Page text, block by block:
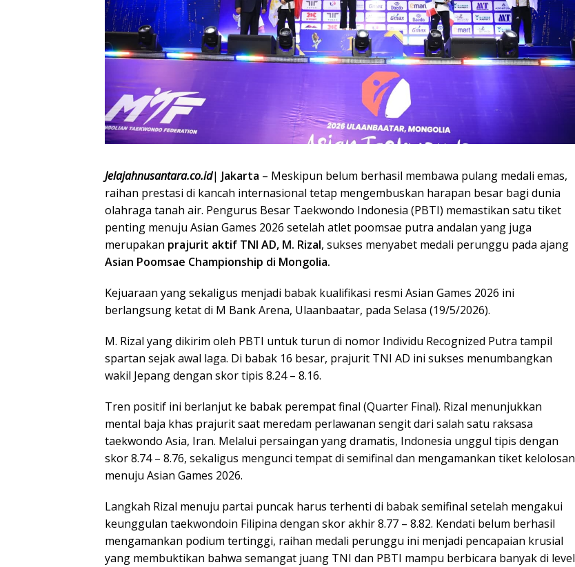
Jelajahnusantara.co.id| Jakarta – Meskipun belum berhasil membawa pulang medali emas,
raihan prestasi di kancah internasional tetap mengembuskan harapan besar bagi dunia
olahraga tanah air. Pengurus Besar Taekwondo Indonesia (PBTI) memastikan satu tiket
penting menuju Asian Games 2026 setelah atlet poomsae putra andalan yang juga
merupakan prajurit aktif TNI AD, M. Rizal, sukses menyabet medali perunggu pada ajang
Asian Poomsae Championship di Mongolia.
Kejuaraan yang sekaligus menjadi babak kualifikasi resmi Asian Games 2026 ini
berlangsung ketat di M Bank Arena, Ulaanbaatar, pada Selasa (19/5/2026).
M. Rizal yang dikirim oleh PBTI untuk turun di nomor Individu Recognized Putra tampil
spartan sejak awal laga. Di babak 16 besar, prajurit TNI AD ini sukses menumbangkan
wakil Jepang dengan skor tipis 8.24 – 8.16.
Tren positif ini berlanjut ke babak perempat final (Quarter Final). Rizal menunjukkan
mental baja khas prajurit saat meredam perlawanan sengit dari salah satu raksasa
taekwondo Asia, Iran. Melalui persaingan yang dramatis, Indonesia unggul tipis dengan
skor 8.74 – 8.76, sekaligus mengunci tempat di semifinal dan mengamankan tiket kelolosan
menuju Asian Games 2026.
Langkah Rizal menuju partai puncak harus terhenti di babak semifinal setelah mengakui
keunggulan taekwondoin Filipina dengan skor akhir 8.77 – 8.82. Kendati belum berhasil
mengamankan podium tertinggi, raihan medali perunggu ini menjadi pencapaian krusial
yang membuktikan bahwa semangat juang TNI dan PBTI mampu berbicara banyak di level